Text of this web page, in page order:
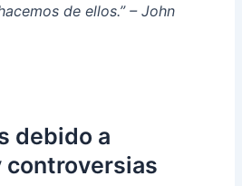
de ellos.” – John
debido a
controversias